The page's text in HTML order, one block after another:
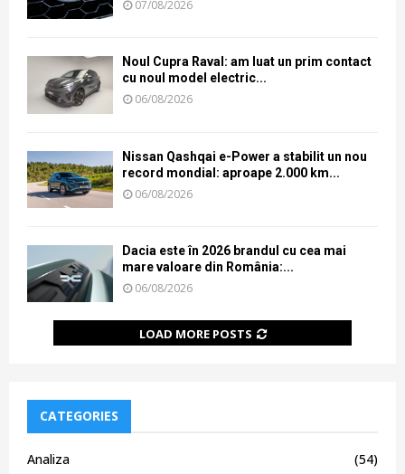
07/08/2026
Noul Cupra Raval: am luat un prim contact
cu noul model electric...
06/08/2026
Nissan Qashqai e-Power a stabilit un nou
record mondial: aproape 2.000 km...
06/08/2026
Dacia este în 2026 brandul cu cea mai
mare valoare din România:...
06/08/2026
LOAD MORE POSTS
CATEGORIES
Analiza
(54)